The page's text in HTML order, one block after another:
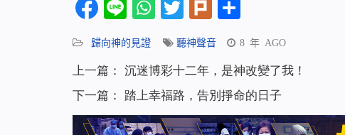
Facebook
LineWhatsApp
Twitter
Plurk
享
歸向神的見證 聽神聲音 8 年 AGO
上一篇： 沉迷博彩十二年，是神改變了我！
下一篇：
踏上幸福路，告別掙命的日子